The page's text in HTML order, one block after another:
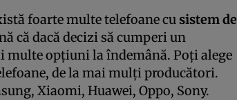
foarte multe telefoane cu sistem de
că dacă decizi să cumperi un
multe opțiuni la îndemână. Poți alege
de la mai mulți producători.
Xiaomi, Huawei, Oppo, Sony.